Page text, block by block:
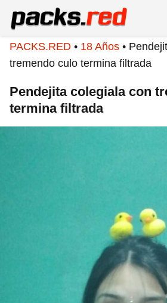
PACKS.RED • 18 Años •
tremendo culo termina filtrada
Pendejita colegiala con
termina filtrada